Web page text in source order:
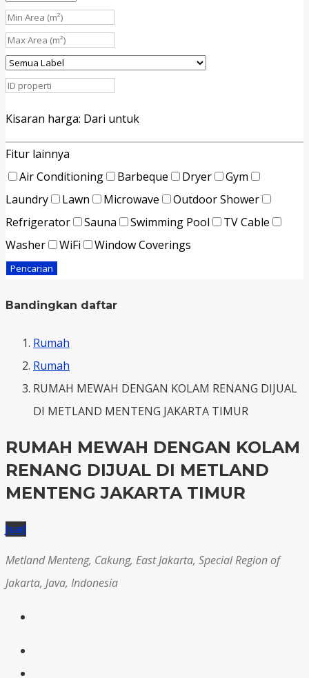
Kisaran harga: Dari untuk
Fitur lainnya
Air Conditioning
Barbeque Dryer
Gym
Laundry
Lawn Microwave
Outdoor Shower
Refrigerator
Sauna Swimming Pool
TV Cable
Washer
WiFi Window Coverings
Pencarian
Bandingkan daftar
Rumah
Rumah
RUMAH MEWAH DENGAN KOLAM RENANG DIJUAL
DI METLAND MENTENG JAKARTA TIMUR
RUMAH MEWAH DENGAN KOLAM
RENANG DIJUAL DI METLAND
MENTENG JAKARTA TIMUR
Jual
Metland Menteng, Cakung, East Jakarta, Special Region of
Jakarta, Java, Indonesia